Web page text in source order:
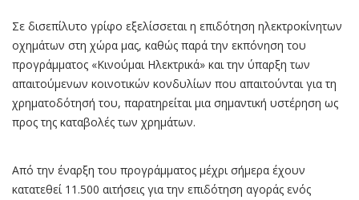
αέρα
πρόγραμμα
Σε δισεπίλυτο γρίφο εξελίσσεται η επιδότηση ηλεκτροκίνητων
οχημάτων στη χώρα μας, καθώς παρά την εκπόνηση του
προγράμματος «Κινούμαι Ηλεκτρικά» και την ύπαρξη των
απαιτούμενων κοινοτικών κονδυλίων που απαιτούνται για τη
χρηματοδότησή του, παρατηρείται μια σημαντική υστέρηση ως
προς της καταβολές των χρημάτων.
Από την έναρξη του προγράμματος μέχρι σήμερα έχουν
κατατεθεί 11.500 αιτήσεις για την επιδότηση αγοράς ενός